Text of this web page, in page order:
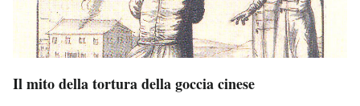
Il mito della tortura della goccia cinese